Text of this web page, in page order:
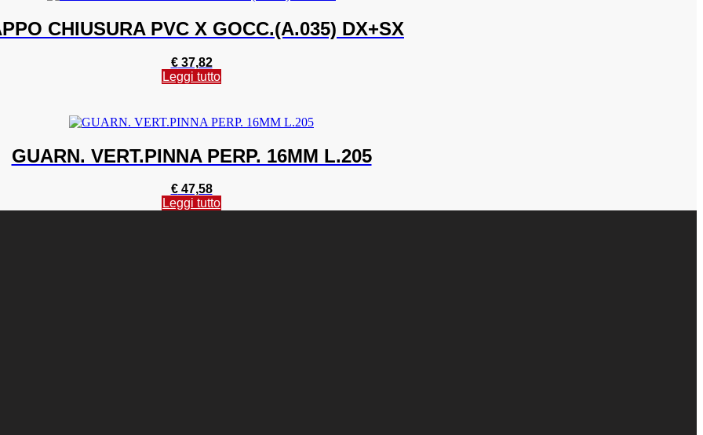
CHIUSURA PVC X GOCC.(A.035) DX+SX
€37,82
Leggi tutto
GUARN. VERT.PINNA PERP. 16MM L.205
€47,58
Leggi tutto